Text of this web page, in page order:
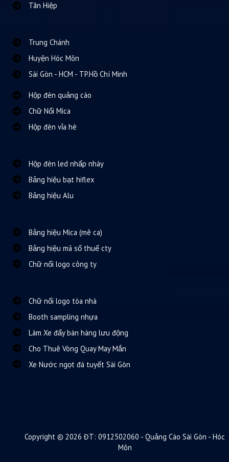
Tân Hiệp
Trung Chánh
Huyện Hóc Môn
Sài Gòn - HCM - TP.Hồ Chí Minh
Hộp đèn quảng cáo
Chữ Nổi Mica
Hộp đèn vỉa hè
Hộp đèn led nhấp nháy
Bảng hiệu bạt hiflex
Bảng hiệu Alu
Bảng hiệu Mica (mê ca)
Bảng hiệu mã số thuế cty
Chữ nổi logo công ty
Chữ nổi logo tòa nhà
Booth sampling nhựa
Làm Xe đẩy bán hàng lưu động
Cho Thuê Vòng Quay May Mắn
Xe Nước ngọt đá tuyết Sài Gòn
Copyright © 2026 ĐT: 0912502060 - Quảng Cáo Sài Gòn - Hóc
Môn